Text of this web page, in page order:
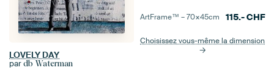
LOVELY DAY
par db Waterman
ArtFrame™ –70×45cm 115.-CHF
Choisissez vous-même la dimension